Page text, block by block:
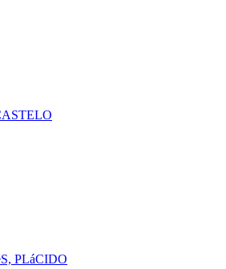
PLáCIDO